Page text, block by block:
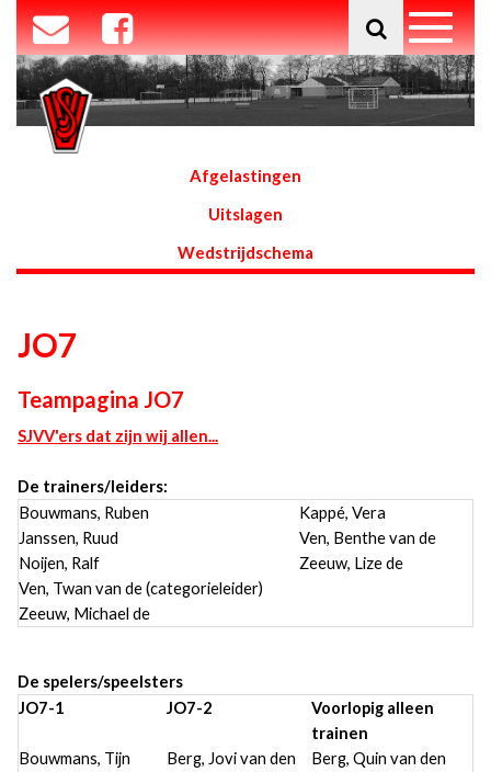
Afgelastingen
Uitslagen
Wedstrijdschema
JO7
Teampagina JO7
SJVV'ers dat zijn wij allen...
De trainers/leiders:
Bouwmans, Ruben
Kappé, Vera
Janssen, Ruud
Ven, Benthe van de
Noijen, Ralf
Zeeuw, Lize de
Ven, Twan van de (categorieleider)
Zeeuw, Michael de
De spelers/speelsters
JO7-1 JO7-2
Voorlopig alleen
trainen
Bouwmans, Tijn
Berg, Jovi van den
Berg, Quin van den